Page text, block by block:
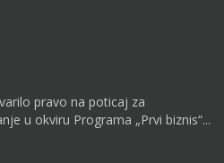
pravo na poticaj za
u okviru Programa „Prvi biznis“...